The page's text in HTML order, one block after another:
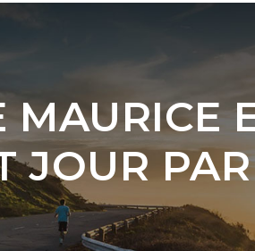
MAURICE
JOUR